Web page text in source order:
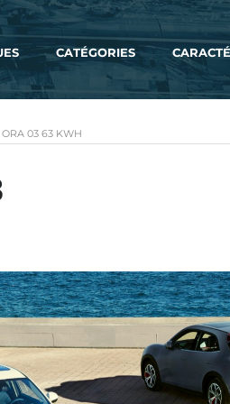
CATÉGORIES
03 63 KWH